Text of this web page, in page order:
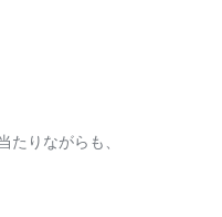
たりながらも、